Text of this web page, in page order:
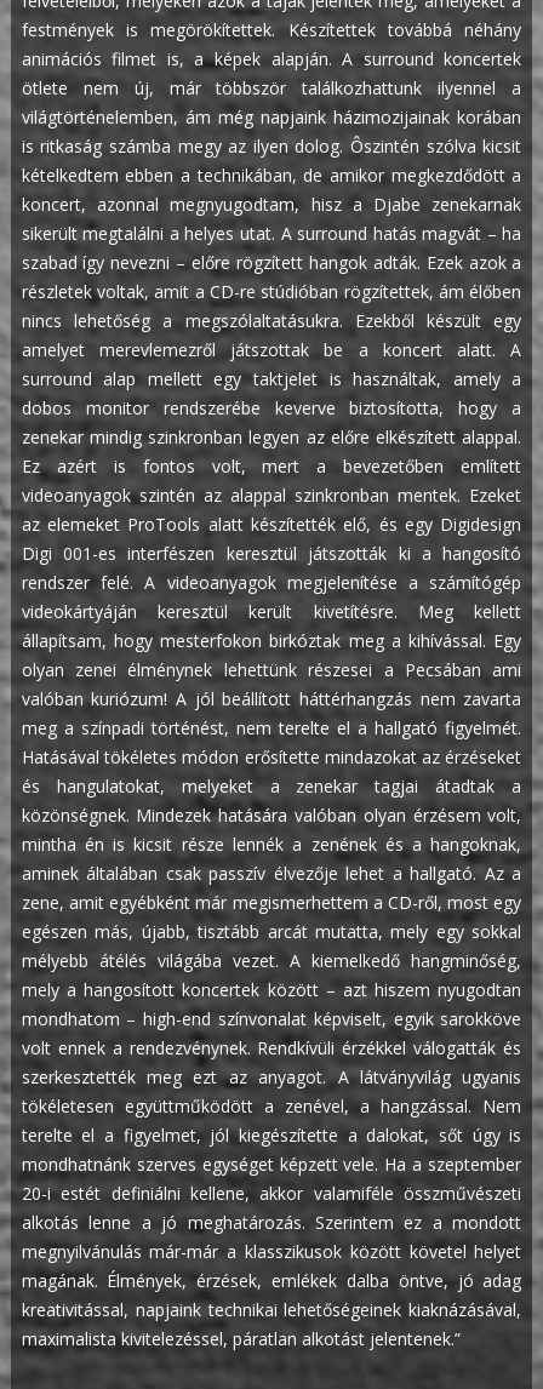
festmények is megörökítettek. Készítettek továbbá néhány
animációs filmet is, a képek alapján.A surround koncertek
ötlete nem új, már többször találkozhattunk ilyennel a
világtörténelemben, ám még napjaink házimozijainak korában
is ritkaság számba megy az ilyen dolog. Ôszintén szólva kicsit
kételkedtem ebben a technikában, de amikor megkezdődött a
koncert, azonnal megnyugodtam, hisz a Djabe zenekarnak
sikerült megtalálni a helyes utat. A surround hatás magvát – ha
szabad így nevezni – előre rögzített hangok adták. Ezek azok a
részletek voltak, amit a CD-re stúdióban rögzítettek, ám élőben
nincs lehetőség a megszólaltatásukra. Ezekből készült egy
amelyet merevlemezről játszottak be a koncert alatt. A
surround alap mellett egy taktjelet is használtak, amely a
dobos monitor rendszerébe keverve biztosította, hogy a
zenekar mindig szinkronban legyen az előre elkészített alappal.
Ez azért is fontos volt, mert a bevezetőben említett
videoanyagok szintén az alappal szinkronban mentek. Ezeket
az elemeket ProTools alatt készítették elő, és egy Digidesign
Digi 001-es interfészen keresztül játszották ki a hangosító
rendszer felé. A videoanyagok megjelenítése a számítógép
videokártyáján keresztül került kivetítésre. Meg kellett
állapítsam, hogy mesterfokon birkóztak meg a kihívással. Egy
olyan zenei élménynek lehettünk részesei a Pecsában ami
valóban kuriózum! A jól beállított háttérhangzás nem zavarta
meg a színpadi történést, nem terelte el a hallgató figyelmét.
Hatásával tökéletes módon erősítette mindazokat az érzéseket
és hangulatokat, melyeket a zenekar tagjai átadtak a
közönségnek. Mindezek hatására valóban olyan érzésem volt,
mintha én is kicsit része lennék a zenének és a hangoknak,
aminek általában csak passzív élvezője lehet a hallgató. Az a
zene, amit egyébként már megismerhettem a CD-ről, most egy
egészen más, újabb, tisztább arcát mutatta, mely egy sokkal
mélyebb átélés világába vezet.A kiemelkedő hangminőség,
mely a hangosított koncertek között – azt hiszem nyugodtan
mondhatom – high-end színvonalat képviselt, egyik sarokköve
volt ennek a rendezvénynek. Rendkívüli érzékkel válogatták és
szerkesztették meg ezt az anyagot. A látványvilág ugyanis
tökéletesen együttműködött a zenével, a hangzással. Nem
terelte el a figyelmet, jól kiegészítette a dalokat, sőt úgy is
mondhatnánk szerves egységet képzett vele. Ha a szeptember
20-i estét definiálni kellene, akkor valamiféle összművészeti
alkotás lenne a jó meghatározás. Szerintem ez a mondott
megnyilvánulás már-már a klasszikusok között követel helyet
magának. Élmények, érzések, emlékek dalba öntve, jó adag
kreativitással, napjaink technikai lehetőségeinek kiaknázásával,
maximalista kivitelezéssel, páratlan alkotást jelentenek.”